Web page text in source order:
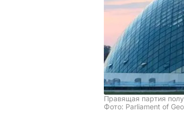
Правящая партия
Фото: Parliament of